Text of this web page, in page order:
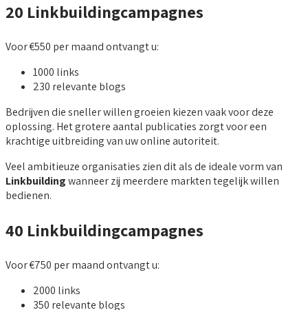
20 Linkbuildingcampagnes
Voor €550 per maand ontvangt u:
1000 links
230 relevante blogs
Bedrijven die sneller willen groeien kiezen vaak voor deze
oplossing. Het grotere aantal publicaties zorgt voor een
krachtige uitbreiding van uw online autoriteit.
Veel ambitieuze organisaties zien dit als de ideale vorm van
Linkbuildingwanneer zij meerdere markten tegelijk willen
bedienen.
40 Linkbuildingcampagnes
Voor €750 per maand ontvangt u:
2000 links
350 relevante blogs